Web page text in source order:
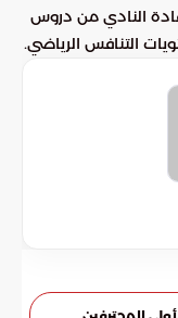
النادي من دروس
التنافس الرياضي.